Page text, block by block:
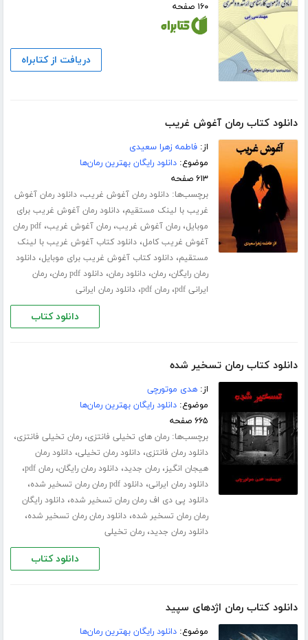
۱۶۰ صفحه
دریافت از کتابراه
دانلود کتاب رمان آغوش غریب
از:فاطمه زهرا سعیدی
موضوع:دانلود رایگان بهترین رمان‌ها
۶۱۳ صفحه
برچسب‌ها:دانلود رمان آغوش غریب،دانلود رمان آغوش
غریب با لینک مستقیم،دانلود رمان آغوش غریب برای
موبایل،رمان آغوش غریب،رمان آغوش غریب،
pdf رمان
آغوش غریب کامل،دانلود کتاب آغوش غریب با لینک
مستقیم،دانلود کتاب آغوش غریب برای موبایل،دانلود
رمان رایگان،رمان،دانلود رمان،دانلود pdf رمان ،رمان
ایرانی pdf
،رمان pdf ،دانلود رمان ایرانی
دانلود کتاب
دانلود کتاب رمان تسخیر شده
از:هدی موتورچی
موضوع:دانلود رایگان بهترین رمان‌ها
۶۶۵ صفحه
برچسب‌ها:رمان های تخیلی فانتزی،رمان تخیلی فانتزی،
دانلود رمان فانتزی،دانلود رمان تخیلی،دانلود رمان
هیجان انگیز،رمان جدید،دانلود رمان رایگان،رمان pdf ،
دانلود رمان ایرانی،دانلود pdf رمان رمان تسخیر شده ،
دانلود پی دی اف رمان رمان تسخیر شده،دانلود رایگان
رمان رمان تسخیر شده،دانلود رمان رمان تسخیر شده،
دانلود رمان جدید،رمان تخیلی
دانلود کتاب
دانلود کتاب رمان اژدهای سپید
موضوع:دانلود رایگان بهترین رمان‌ها